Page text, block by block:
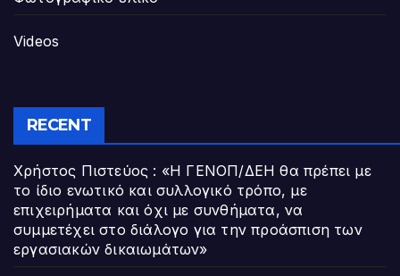
Videos
RECENT
Χρήστος Πιστεύος : «Η ΓΕΝΟΠ/ΔΕΗ θα πρέπει με
το ίδιο ενωτικό και συλλογικό τρόπο, με
επιχειρήματα και όχι με συνθήματα, να
συμμετέχει στο διάλογο για την προάσπιση των
εργασιακών δικαιωμάτων»